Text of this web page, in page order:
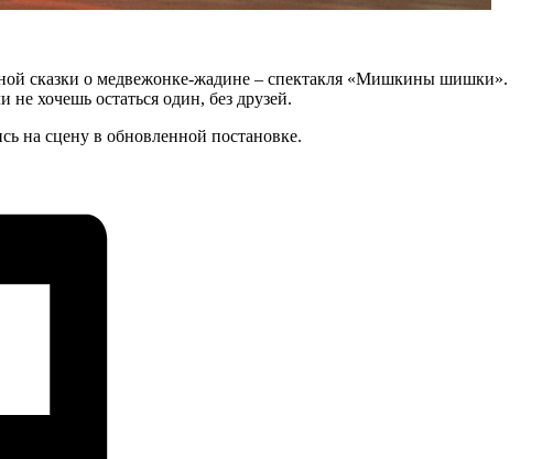
сказки о медвежонке-жадине – спектакля «Мишкины шишки».
хочешь остаться один, без друзей.
на сцену в обновленной постановке.